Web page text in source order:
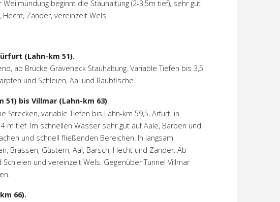
beginnt die Stauhaltung (2-3,5m tief), sehr gut
Zander, vereinzelt Wels.
(Lahn-km 51).
ab Brücke Gräveneck Stauhaltung. Variable Tiefen bis 3,5
und Schleien, Aal und Raubfische.
51) bis Villmar (Lahn-km 63).
Strecken, variable Tiefen bis Lahn-km 59,5, Arfurt, in
m tief. Im schnellen Wasser sehr gut auf Aale, Barben und
und schnell fließenden Bereichen. In langsam
Brassen, Güstern, Aal, Barsch, Hecht und Zander. Ab
und vereinzelt Wels. Gegenüber Tunnel Villmar
66).